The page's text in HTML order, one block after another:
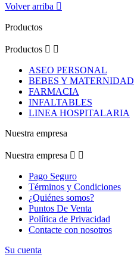
Volver arriba 
Productos
Productos  
ASEO PERSONAL
BEBES Y MATERNIDAD
FARMACIA
INFALTABLES
LINEA HOSPITALARIA
Nuestra empresa
Nuestra empresa  
Pago Seguro
Términos y Condiciones
¿Quiénes somos?
Puntos De Venta
Política de Privacidad
Contacte con nosotros
Su cuenta